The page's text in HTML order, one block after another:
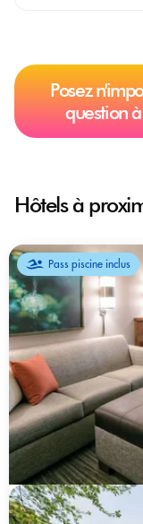
Posez
question
Hôtels à
Pass piscine inclus